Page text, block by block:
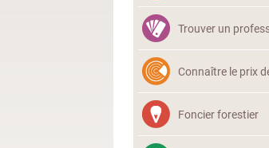
Trouver un
Connaître le prix
Foncier forestier